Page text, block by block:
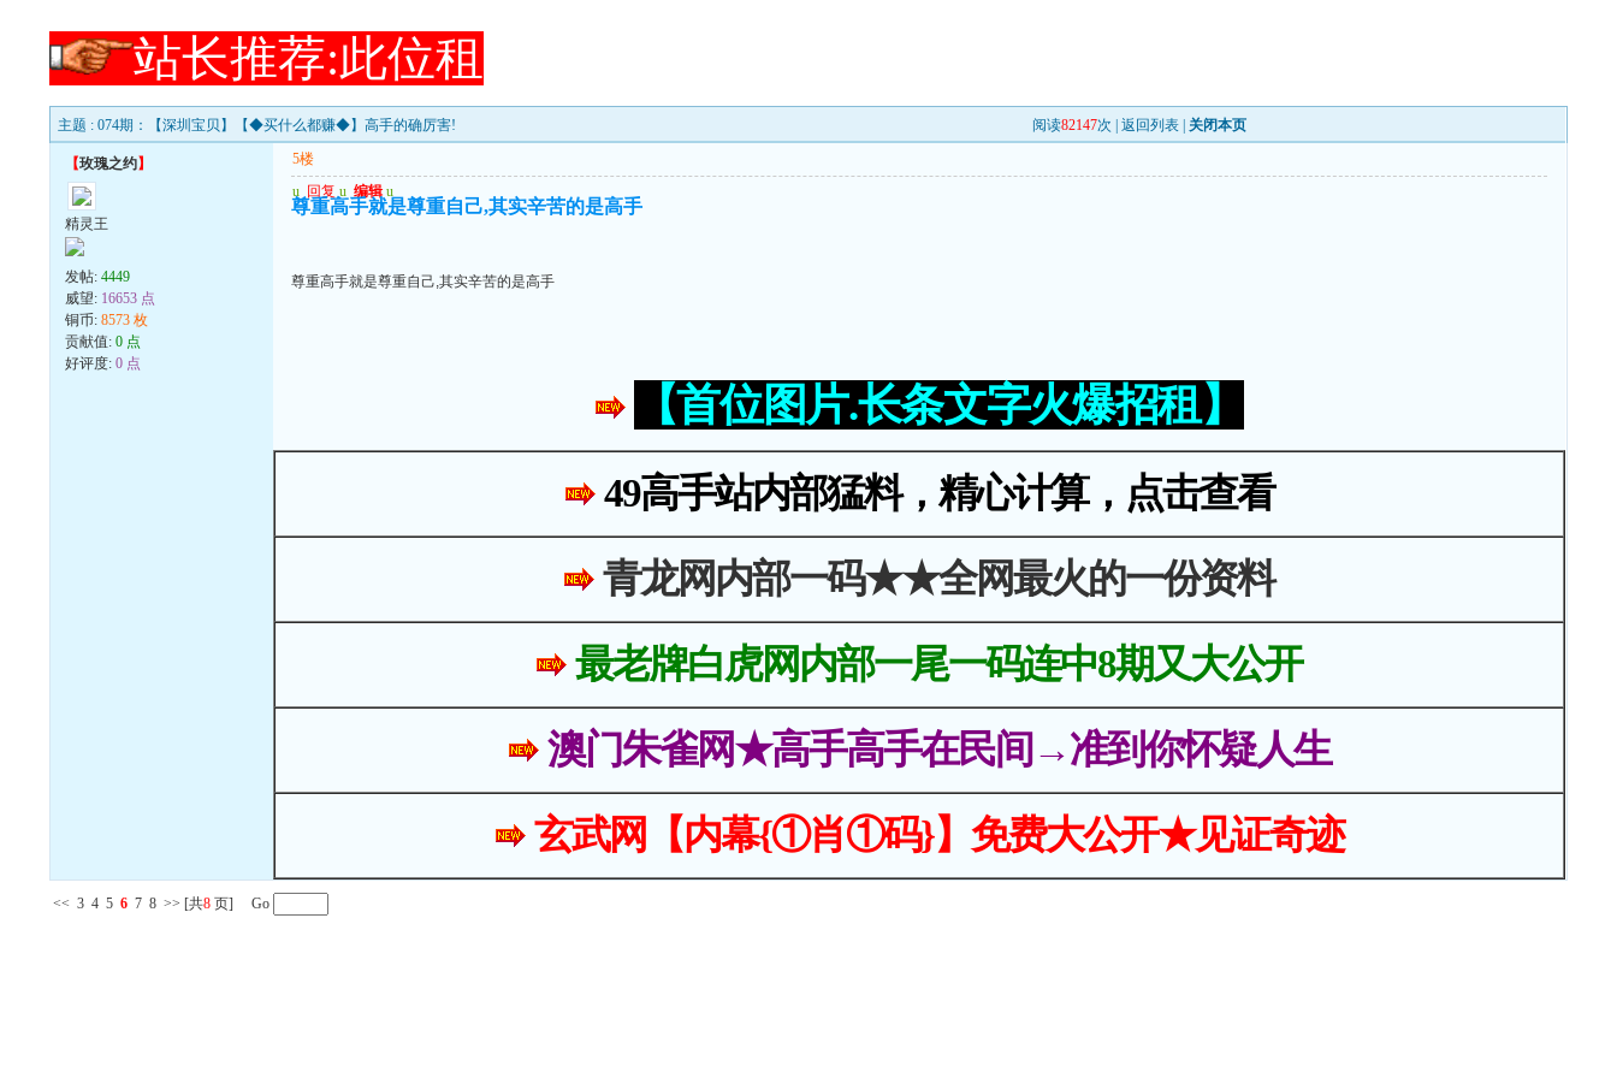
站长推荐:此位租
主题 : 074期：【深圳宝贝】【◆买什么都赚◆】高手的确厉害! 阅读82147次 |返回列表 关闭本页
【玫瑰之约】
精灵王
发帖:4449
威望: 16653 点
铜币:8573 枚
贡献值:0 点
好评度:0 点
5楼
u 回复 u 编辑 u
尊重高手就是尊重自己,其实辛苦的是高手
尊重高手就是尊重自己,其实辛苦的是高手
【首位图片.长条文字火爆招租】
49高手站内部猛料，精心计算，点击查看
青龙网内部一码★★全网最火的一份资料
最老牌白虎网内部一尾一码连中8期又大公开
澳门朱雀网★高手高手在民间→准到你怀疑人生
玄武网【内幕{①肖①码}】免费大公开★见证奇迹
<< 3 4 5 6 7 8 >> [共8 页] Go